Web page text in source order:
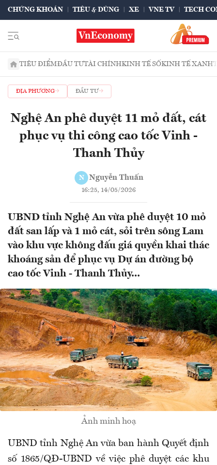
CHỨNG KHOÁN TIÊU & DÙNG XE VNE TV TECH
TIÊU ĐIỂMĐẦU TƯTÀI CHÍNHKINH TẾ SỐKINH TẾ XANH
ĐỊA PHƯƠNG ĐẦU TƯ
Nghệ An phê duyệt 11 mỏ đất, cát
phục vụ thi công cao tốc Vinh -
Thanh Thủy
N Nguyễn Thuấn
16:25, 14/05/2026
UBND tỉnh Nghệ An vừa phê duyệt 10 mỏ
đất san lấp và 1 mỏ cát, sỏi trên sông Lam
vào khu vực không đấu giá quyền khai thác
khoáng sản để phục vụ Dự án đường bộ
cao tốc Vinh - Thanh Thủy...
Ảnh minh hoạ
UBND tỉnh Nghệ An vừa ban hành Quyết định
số 1865/QĐ-UBND về việc phê duyệt các khu